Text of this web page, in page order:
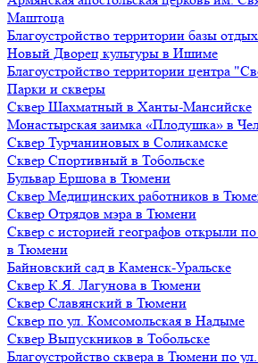
Маштоца
Благоустройство территории базы
Нoвый Двoрeц культуры в Ишимe
Благоустройство территории центра
Парки и скверы
Сквер Шахматный в Ханты-Мансийске
Монастырская заимка «Плодушка» в
Сквер Турчаниновых в Соликамске
Сквер Спортивный в Тобольске
Бульвар Ершова в Тюмени
Сквер Медицинских работников в
Сквер Отрядов мэра в Тюмени
Сквер с историей географов открыли
в Тюмени
Байновский сад в Каменск-Уральске
Сквер К.Я. Лагунова в Тюмени
Сквер Славянский в Тюмени
Сквер по ул. Комсомольская в Надыме
Сквер Выпускников в Тобольске
Благоустройство сквера в Тюмени по